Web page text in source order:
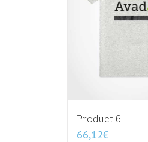
Product 6
66,12€